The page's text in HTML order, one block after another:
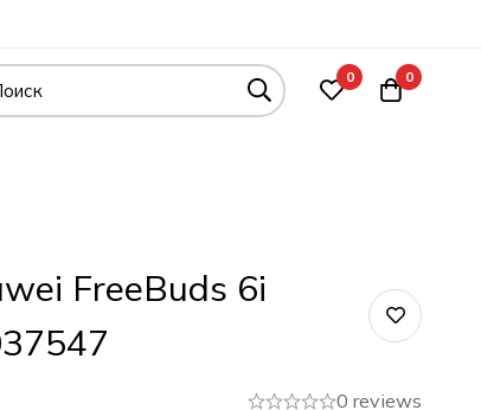
0 0
FreeBuds 6i
0 reviews